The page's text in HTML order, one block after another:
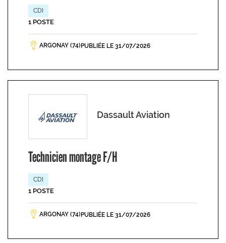
CDI
1 POSTE
ARGONAY (74) PUBLIÉE LE 31/07/2026
Dassault Aviation
Technicien montage F/H
CDI
1 POSTE
ARGONAY (74) PUBLIÉE LE 31/07/2026